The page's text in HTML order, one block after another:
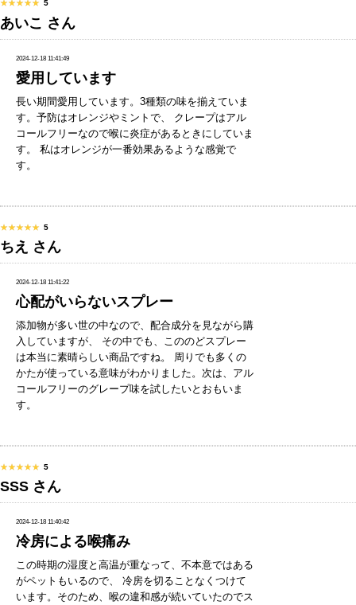
★★★★★
★★★★★ 5
あいこ さん
2024-12-18 11:41:49
愛用しています
長い期間愛用しています。3種類の味を揃えていま
す。予防はオレンジやミントで、 クレープはアル
コールフリーなので喉に炎症があるときにしていま
す。 私はオレンジが一番効果あるような感覚で
す。
★★★★★
★★★★★ 5
ちえ さん
2024-12-18 11:41:22
心配がいらないスプレー
添加物が多い世の中なので、配合成分を見ながら購
入していますが、 その中でも、こののどスプレー
は本当に素晴らしい商品ですね。 周りでも多くの
かたが使っている意味がわかりました。次は、アル
コールフリーのグレープ味を試したいとおもいま
す。
★★★★★
★★★★★ 5
SSS さん
2024-12-18 11:40:42
冷房による喉痛み
この時期の湿度と高温が重なって、不本意ではある
がペットもいるので、 冷房を切ることなくつけて
います。そのため、喉の違和感が続いていたのでス